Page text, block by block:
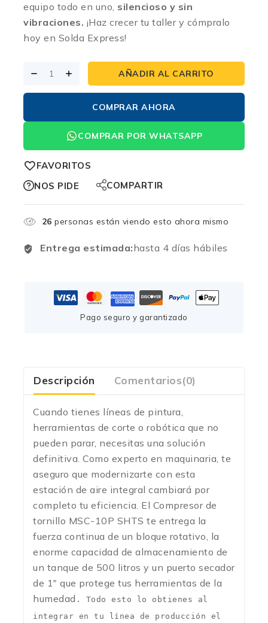
equipo todo en uno, silencioso y sin
vibraciones. ¡Haz crecer tu taller y cómpralo
hoy en Solda Express!
AÑADIR AL CARRITO
COMPRAR AHORA
COMPRAR POR WHATSAPP
FAVORITOS
NOS PIDE
COMPARTIR
26 personas están viendo esto ahora mismo
Entrega estimada:hasta 4 días hábiles
Pago seguro y garantizado
Descripción Comentarios(0)
Cuando tienes líneas de pintura,
herramientas de corte o robótica que no
pueden parar, necesitas una solución
definitiva. Como experto en maquinaria, te
aseguro que modernizarte con esta
estación de aire integral cambiará por
completo tu eficiencia. El Compresor de
tornillo MSC-10P SHTS te entrega la
fuerza continua de un bloque rotativo, la
enorme capacidad de almacenamiento de
un tanque de 500 litros y un puerto secador
de 1″ que protege tus herramientas de la
humedad . Todo esto lo obtienes al
integrar en tu línea de producción el